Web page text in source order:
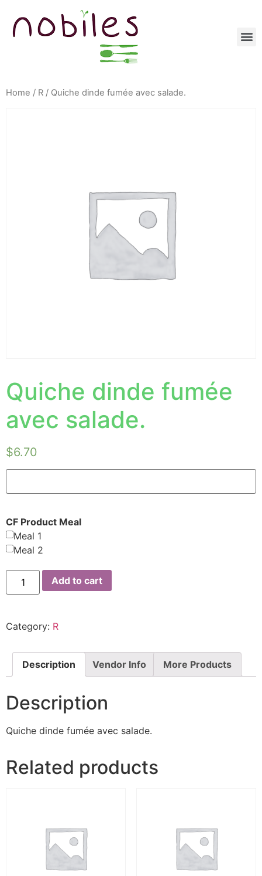
Home / R / Quiche dinde fumée avec salade.
Quiche dinde fumée
avec salade.
$6.70
CF Product Meal
Meal 1
Meal 2
Add to cart
Category: R
Description Vendor Info More Products
Description
Quiche dinde fumée avec salade.
Related products